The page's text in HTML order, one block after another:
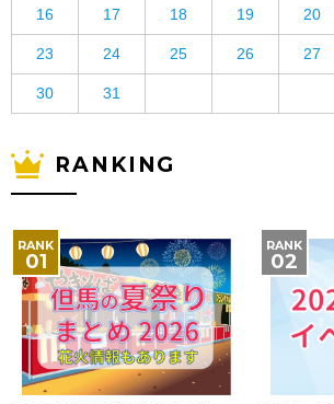
16 17 18 19 20
23 24 25 26 27
30 31
RANKING